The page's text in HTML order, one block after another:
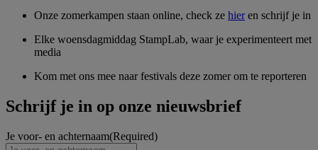
Onze zomerkampen staan online, check ze hieren schrijf je in
Elke woensdagmiddag StampLab, waar je experimenteert met
media
Kom met ons mee naar festivals deze zomer om te reporteren
Schrijf je in op onze nieuwsbrief
Je voor- en achternaam(Required)